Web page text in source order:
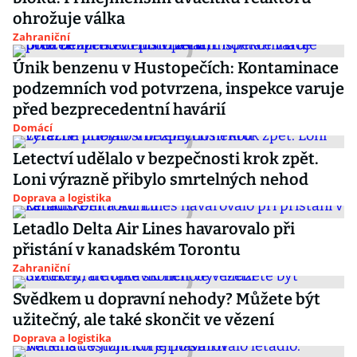
ohrožuje válka
Zahraniční
Únik benzenu v Hustopečích: Kontaminace
podzemních vod potvrzena, inspekce varuje
před bezprecedentní havárií
Domácí
Letectví udělalo v bezpečnosti krok zpět.
Loni výrazně přibylo smrtelných nehod
Doprava a logistika
Letadlo Delta Air Lines havarovalo při
přistání v kanadském Torontu
Zahraniční
Svědkem u dopravní nehody? Můžete být
užitečný, ale také skončit ve vězení
Doprava a logistika